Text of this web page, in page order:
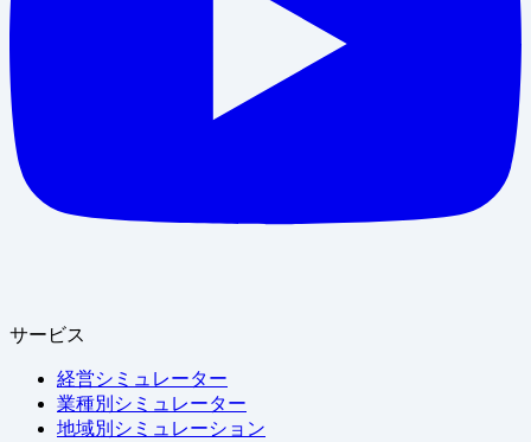
サービス
経営シミュレーター
業種別シミュレーター
地域別シミュレーション